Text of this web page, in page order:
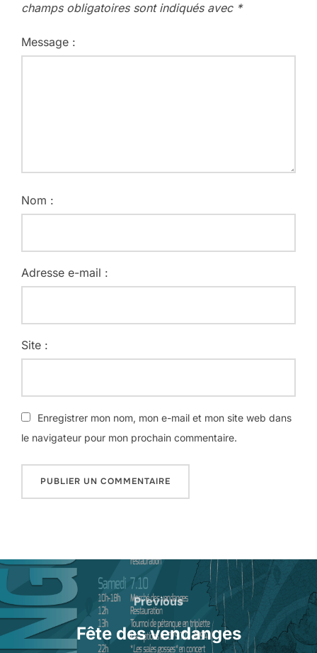
champs obligatoires sont indiqués avec *
Message :
Nom :
Adresse e-mail :
Site :
Enregistrer mon nom, mon e-mail et mon site web dans
le navigateur pour mon prochain commentaire.
t
r
n
a
Previous
Fête des vendanges